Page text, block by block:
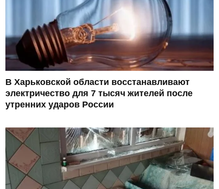
В Харьковской области восстанавливают
электричество для 7 тысяч жителей после
утренних ударов России